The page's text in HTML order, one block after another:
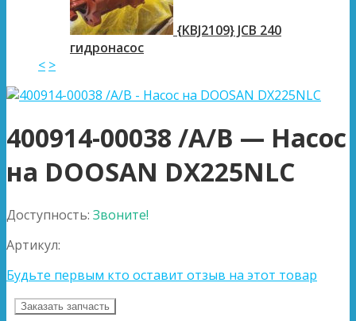
{KBJ2109} JCB 240
гидронасос
< >
400914-00038 /A/B — Насос
на DOOSAN DX225NLC
Доступность: Звоните!
Артикул:
Будьте первым кто оставит отзыв на этот товар
Заказать запчасть